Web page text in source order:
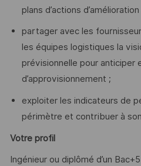
plans d’actions
partager avec les
les équipes logistiques la
prévisionnelle pour anticiper
d’approvisionnement ;
exploiter les indicateurs de
périmètre et contribuer à
Votre profil
Ingénieur ou diplômé d’un